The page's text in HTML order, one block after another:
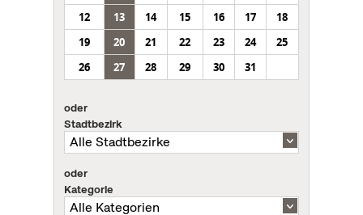
12
13 14 15 16 17
18
19
20 21 22 23 24
25
26
27 28 29 30 31
oder
Stadtbezirk
oder
Kategorie